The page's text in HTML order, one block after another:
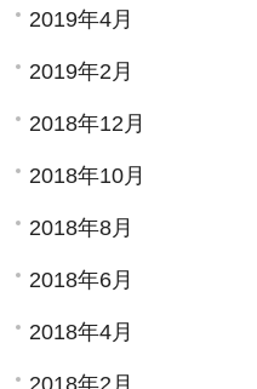
2019年4月
2019年2月
2018年12月
2018年10月
2018年8月
2018年6月
2018年4月